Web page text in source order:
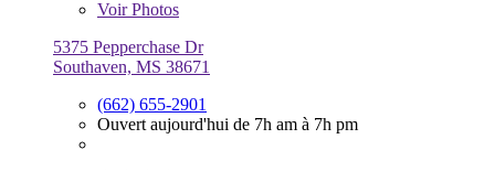
VoirPhotos
5375 Pepperchase Dr
Southaven, MS 38671
(662) 655-2901
Ouvert aujourd'hui de 7h am à 7h pm